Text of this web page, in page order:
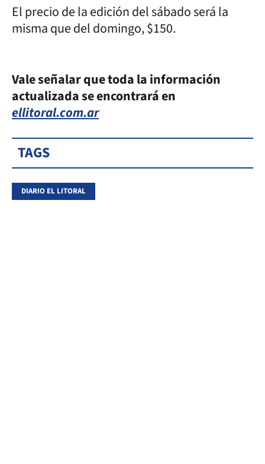
El precio de la edición del sábado será la
misma que del domingo, $150.
Vale señalar que toda la información
actualizada se encontrará en
ellitoral.com.ar
TAGS
DIARIO EL LITORAL